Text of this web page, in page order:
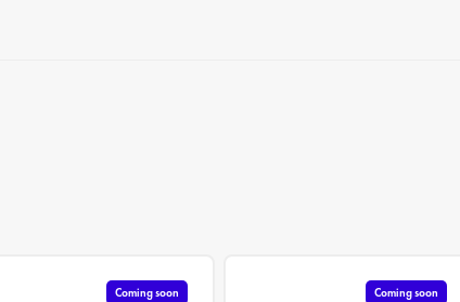
Coming soon Coming soon